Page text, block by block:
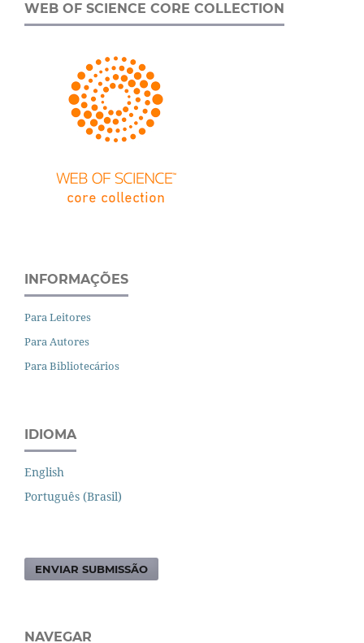
WEB OF SCIENCE CORE COLLECTION
INFORMAÇÕES
Para Leitores
Para Autores
Para Bibliotecários
IDIOMA
English
Português (Brasil)
ENVIAR SUBMISSÃO
NAVEGAR